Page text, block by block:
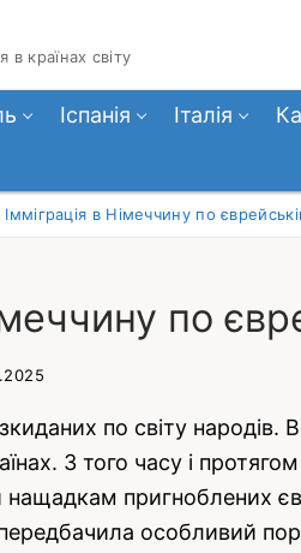
в країнах світу
Іспанія Італія
Імміграція в Німеччину по
по
по світу народів.
З того часу і
пригноблених
особливий